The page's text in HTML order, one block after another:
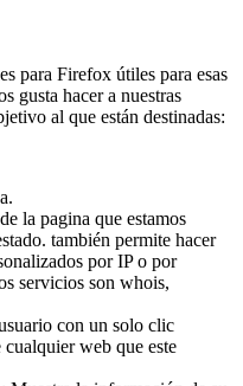
para Firefox útiles para esas
gusta hacer a nuestras
al que están destinadas:
la pagina que estamos
también permite hacer
por IP o por
servicios son whois,
con un solo clic
web que este